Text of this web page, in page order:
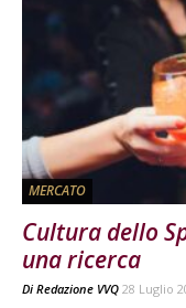
MERCATO
Cultura dello
una ricerca
Di Redazione VVQ 28 Luglio